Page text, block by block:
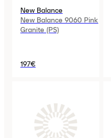
New Balance
New Balance 9060 Pink
Granite (PS)
197€